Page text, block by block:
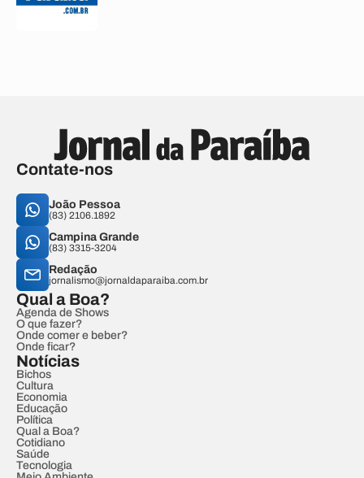
Contate-nos
João Pessoa
(83) 2106.1892
Campina Grande
(83) 3315-3204
Redação
jornalismo@jornaldaparaiba.com.br
Qual a Boa?
Agenda de Shows
O que fazer?
Onde comer e beber?
Onde ficar?
Notícias
Bichos
Cultura
Economia
Educação
Política
Qual a Boa?
Cotidiano
Saúde
Tecnologia